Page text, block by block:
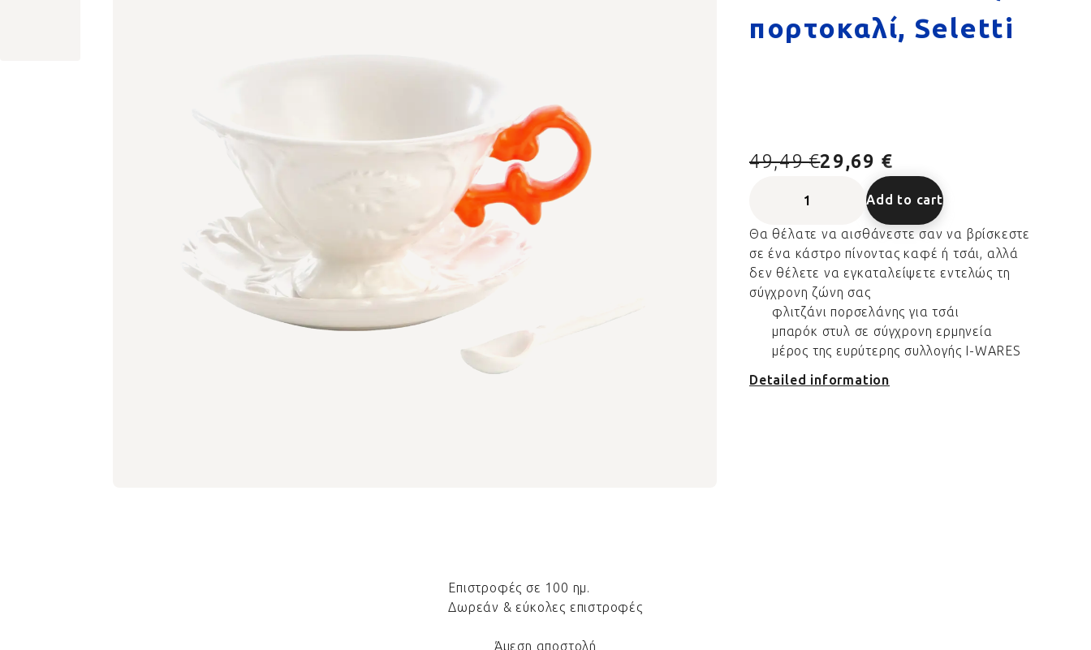
πορτοκαλί, Seletti
49,49 €29,69 €
Add to cart
Θα θέλατε να αισθάνεστε σαν να βρίσκεστε
σε ένα κάστρο πίνοντας καφέ ή τσάι, αλλά
δεν θέλετε να εγκαταλείψετε εντελώς τη
σύγχρονη ζώνη σας
φλιτζάνι πορσελάνης για τσάι
μπαρόκ στυλ σε σύγχρονη ερμηνεία
μέρος της ευρύτερης συλλογής I-WARES
Detailed information
Επιστροφές σε 100 ημ.
Δωρεάν & εύκολες επιστροφές
Άμεση αποστολή